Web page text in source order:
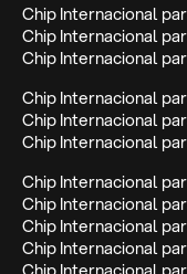
Chip Internacional
Chip Internacional
Chip Internacional
Chip Internacional
Chip Internacional
Chip Internacional
Chip Internacional
Chip Internacional
Chip Internacional
Chip Internacional